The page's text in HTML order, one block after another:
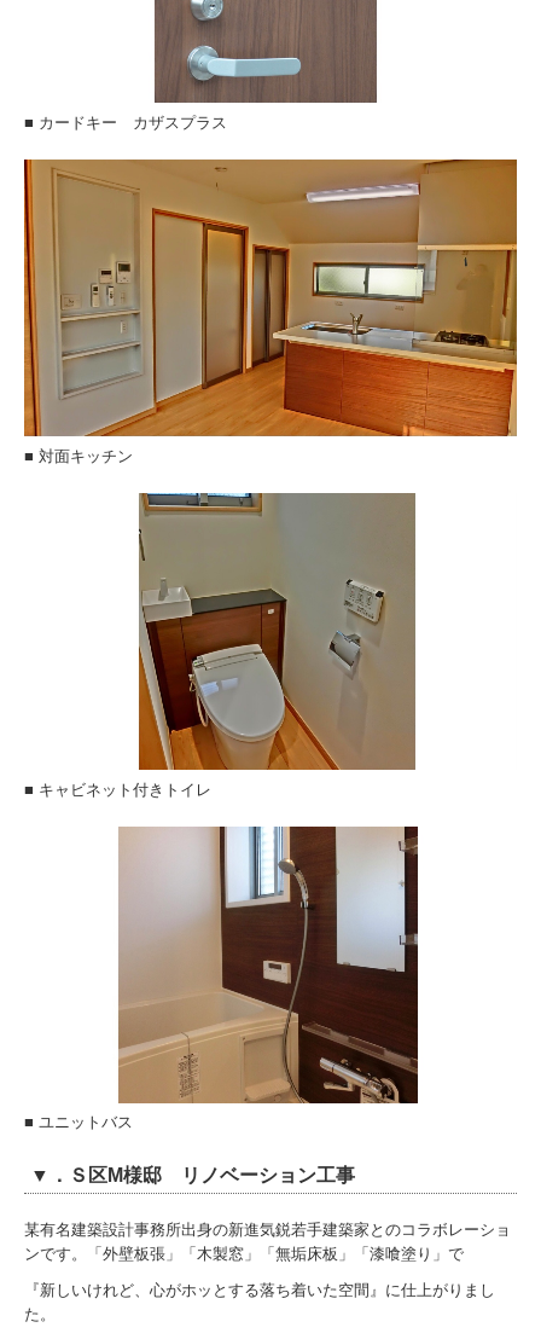
■ カードキー カザスプラス
■ 対面キッチン
■ キャビネット付きトイレ
■ ユニットバス
▼．Ｓ区M様邸 リノベーション工事
某有名建築設計事務所出身の新進気鋭若手建築家とのコラボレーショ
ンです。「外壁板張」「木製窓」「無垢床板」「漆喰塗り」で
『新しいけれど、心がホッとする落ち着いた空間』に仕上がりまし
た。